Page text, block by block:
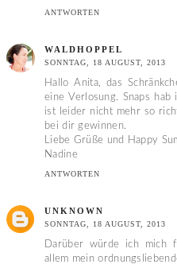
ANTWORTEN
WALDHOPPEL
SONNTAG, 18 AUGUST, 2013
Hallo Anita, das
eine Verlosung. Snaps hab
ist leider nicht mehr so
bei dir gewinnen.
Liebe Grüße und Happy
Nadine
ANTWORTEN
UNKNOWN
SONNTAG, 18 AUGUST, 2013
Darüber würde ich mich
allem mein